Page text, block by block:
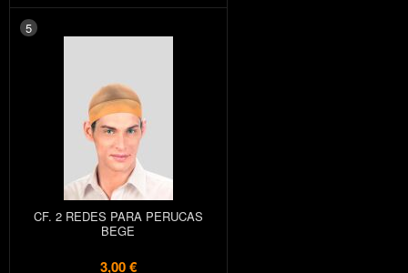
5
CF. 2 REDES PARA PERUCAS
BEGE
3,00 €